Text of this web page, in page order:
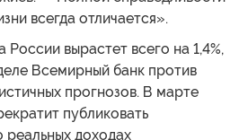
всегда отличается».
вырастет всего на 1,4%,
Всемирный банк против
прогнозов. В марте
публиковать
доходах